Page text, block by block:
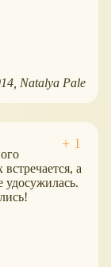
Natalya Pale
а
удосужилась.